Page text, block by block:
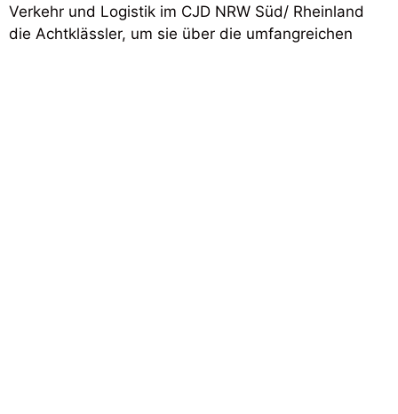
Verkehr und Logistik im CJD NRW Süd/ Rheinland
die Achtklässler, um sie über die umfangreichen